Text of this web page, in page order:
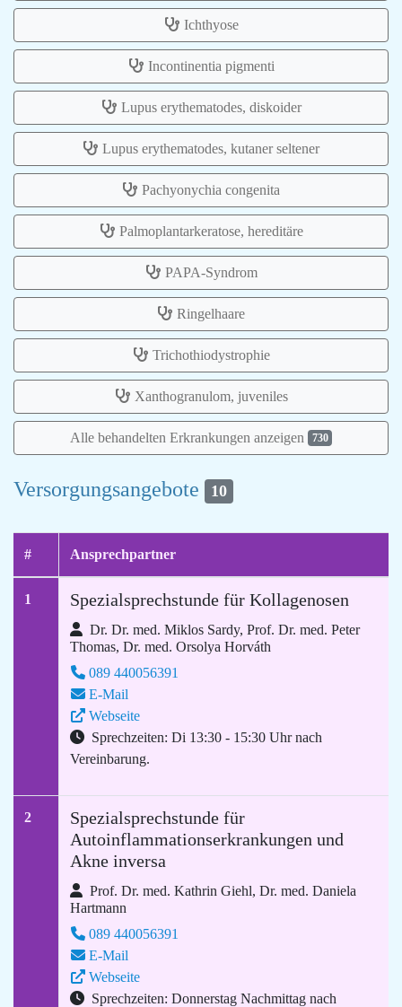
Ichthyose
Incontinentia pigmenti
Lupus erythematodes, diskoider
Lupus erythematodes, kutaner seltener
Pachyonychia congenita
Palmoplantarkeratose, hereditäre
PAPA-Syndrom
Ringelhaare
Trichothiodystrophie
Xanthogranulom, juveniles
Alle behandelten Erkrankungen anzeigen 730
Versorgungsangebote 10
# Ansprechpartner
1 Spezialsprechstunde für Kollagenosen
Dr. Dr. med. Miklos Sardy, Prof. Dr. med. Peter
Thomas, Dr. med. Orsolya Horváth
089 440056391
E-Mail
Webseite
Sprechzeiten: Di 13:30 - 15:30 Uhr nach
Vereinbarung.
2
Spezialsprechstunde für
Autoinflammationserkrankungen und
Akne inversa
Prof. Dr. med. Kathrin Giehl, Dr. med. Daniela
Hartmann
089 440056391
E-Mail
Webseite
Sprechzeiten: Donnerstag Nachmittag nach